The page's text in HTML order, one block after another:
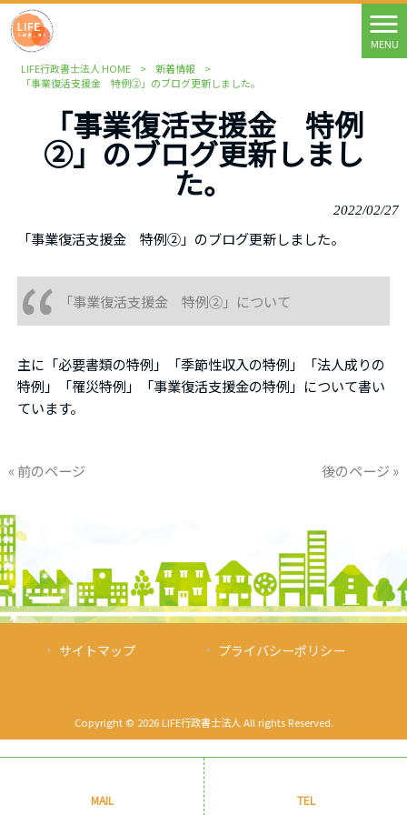
MENU
LIFE行政書士法人 HOME
> 新着情報
>
「事業復活支援金 特例②」のブログ更新しました。
「事業復活支援金 特例
②」のブログ更新しまし
た。
2022/02/27
「事業復活支援金 特例②」のブログ更新しました。
「事業復活支援金 特例②」について
主に「必要書類の特例」「季節性収入の特例」「法人成りの
特例」「罹災特例」「事業復活支援金の特例」について書い
ています。
« 前のページ 後のページ »
サイトマップ プライバシーポリシー
Copyright © 2026 LIFE行政書士法人 All rights Reserved.
MAIL TEL